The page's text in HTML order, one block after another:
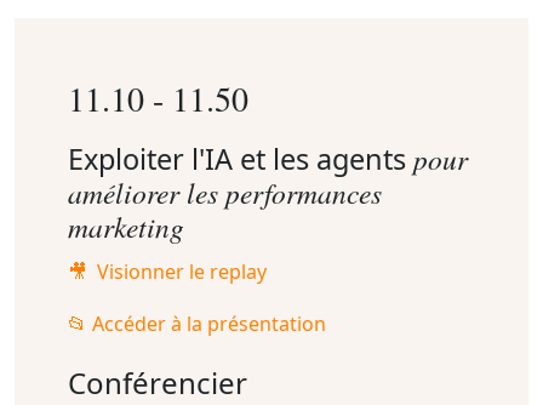
11.10 - 11.50
Exploiter l'IA et les agentspour
améliorer les performances
marketing
🎥 Visionner le replay
📂 Accéder à la présentation
Conférencier